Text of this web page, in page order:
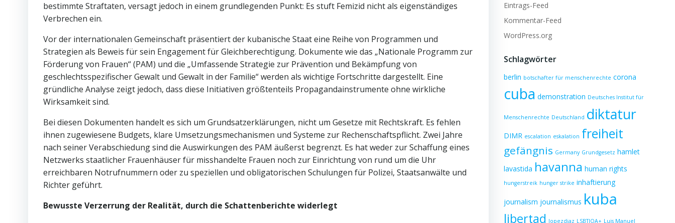
bestimmte Straftaten, versagt jedoch in einem grundlegenden Punkt: Es stuft Femizid nicht als eigenständiges
Verbrechen ein.
Vor der internationalen Gemeinschaft präsentiert der kubanische Staat eine Reihe von Programmen und
Strategien als Beweis für sein Engagement für Gleichberechtigung. Dokumente wie das „Nationale Programm zur
Förderung von Frauen“ (PAM) und die „Umfassende Strategie zur Prävention und Bekämpfung von
geschlechtsspezifischer Gewalt und Gewalt in der Familie“ werden als wichtige Fortschritte dargestellt. Eine
gründliche Analyse zeigt jedoch, dass diese Initiativen größtenteils Propagandainstrumente ohne wirkliche
Wirksamkeit sind.
Bei diesen Dokumenten handelt es sich um Grundsatzerklärungen, nicht um Gesetze mit Rechtskraft. Es fehlen
ihnen zugewiesene Budgets, klare Umsetzungsmechanismen und Systeme zur Rechenschaftspflicht. Zwei Jahre
nach seiner Verabschiedung sind die Auswirkungen des PAM äußerst begrenzt. Es hat weder zur Schaffung eines
Netzwerks staatlicher Frauenhäuser für misshandelte Frauen noch zur Einrichtung von rund um die Uhr
erreichbaren Notrufnummern oder zu speziellen und obligatorischen Schulungen für Polizei, Staatsanwälte und
Richter geführt.
Bewusste Verzerrung der Realität, durch die Schattenberichte widerlegt
Eintrags-Feed
Kommentar-Feed
WordPress.org
Schlagwörter
berlin botschafter für menschenrechte corona
cuba demonstration Deutsches Institut für
Menschenrechte Deutschland diktatur
DIMR escalation eskalation freiheit
gefängnis Germany Grundgesetz hamlet
lavastida havanna human rights
hungerstreik hunger strike inhaftierung
journalism journalismus kuba
libertad lopezdiaz LSBTIQA+ Luis Manuel